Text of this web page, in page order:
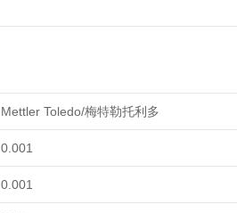
Mettler Toledo/梅特勒托利多
0.001
0.001